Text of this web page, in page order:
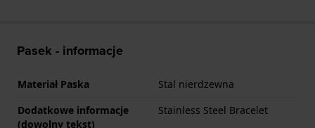
Pasek - informacje
Materiał Paska
Stal nierdzewna
Dodatkowe informacje
(dowolny tekst)
Stainless Steel Bracelet